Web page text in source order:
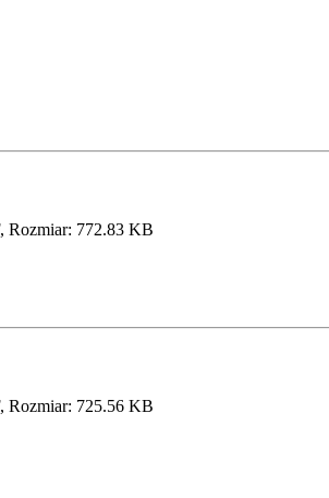
Rozmiar: 772.83 KB
Rozmiar: 725.56 KB